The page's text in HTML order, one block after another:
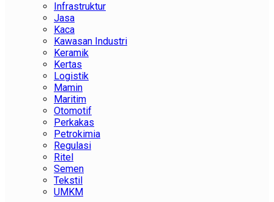
Infrastruktur
Jasa
Kaca
Kawasan Industri
Keramik
Kertas
Logistik
Mamin
Maritim
Otomotif
Perkakas
Petrokimia
Regulasi
Ritel
Semen
Tekstil
UMKM